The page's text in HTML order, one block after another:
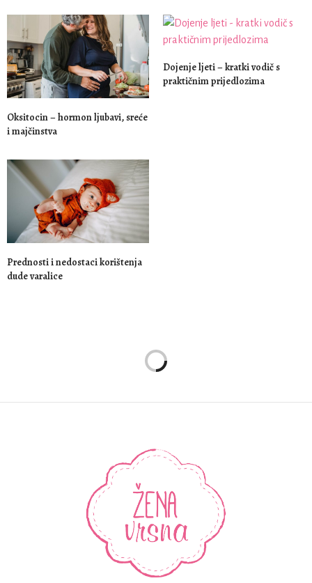
Oksitocin – hormon ljubavi, sreće
i majčinstva
Dojenje ljeti – kratki vodič s
praktičnim prijedlozima
Prednosti i nedostaci korištenja
dude varalice